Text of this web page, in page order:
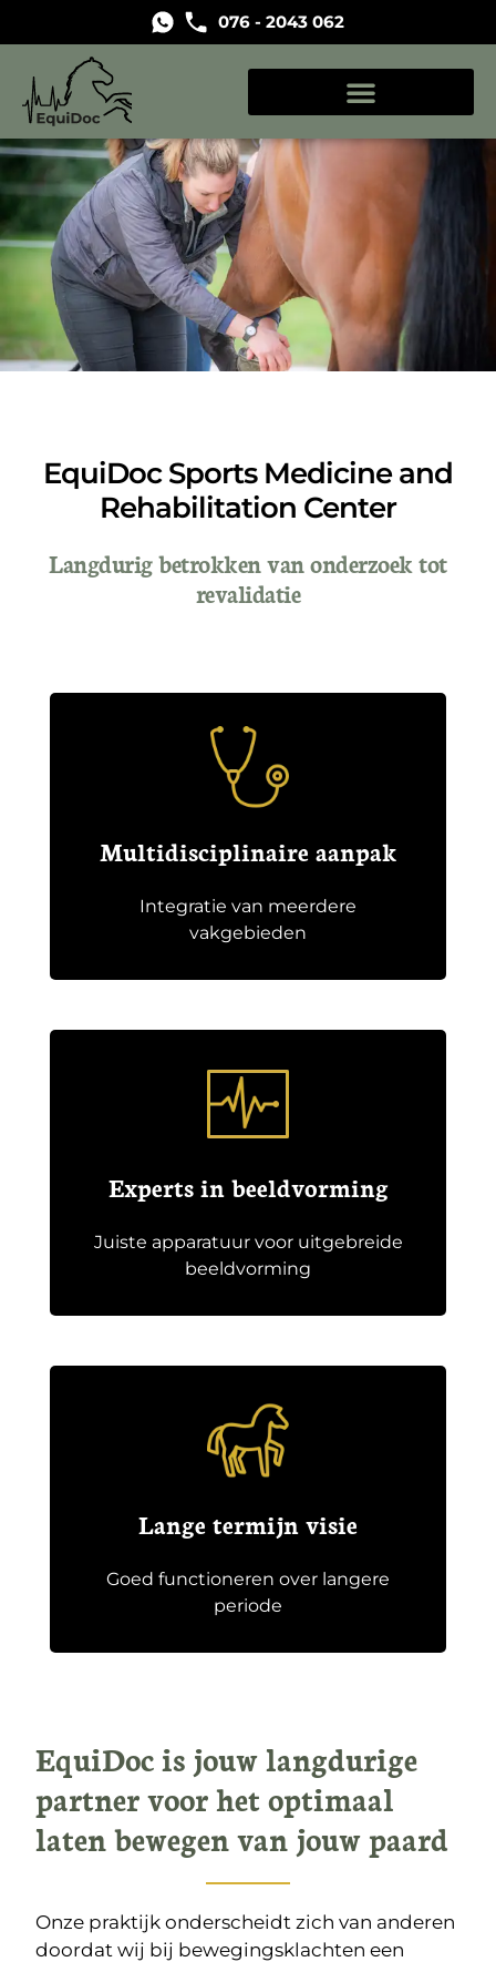
076 - 2043 062
EquiDoc Sports Medicine and
Rehabilitation Center
Langdurig betrokken van onderzoek tot
revalidatie
Multidisciplinaire aanpak
Integratie van meerdere
vakgebieden
Experts in beeldvorming
Juiste apparatuur voor uitgebreide
beeldvorming
Lange termijn visie
Goed functioneren over langere
periode
EquiDoc is jouw langdurige
partner voor het optimaal
laten bewegen van jouw paard
Onze praktijk onderscheidt zich van anderen
doordat wij bij bewegingsklachten een